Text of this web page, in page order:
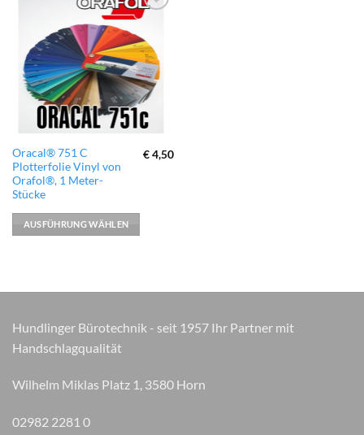
zur
Wunschliste
hinzufügen
Oracal® 751 C
Plotterfolie Vinyl von
Orafol®, 1 Meter-
Stücke
€4,50
AUSFÜHRUNG WÄHLEN
Dieses
Produkt
weist
mehrere
Varianten
auf.
der
Produktseite
gewählt
Hundlinger Bürotechnik - seit 1957 Ihr Partner mit
Handschlagqualität
Wilhelm Miklas Platz 1, 3580 Horn
02982 2281 0